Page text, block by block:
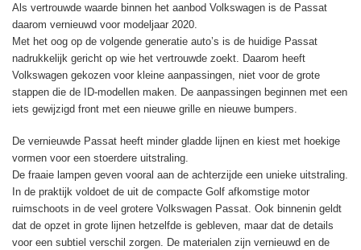
Als vertrouwde waarde binnen het aanbod Volkswagen is de Passat
daarom vernieuwd voor modeljaar 2020.
Met het oog op de volgende generatie auto’s is de huidige Passat
nadrukkelijk gericht op wie het vertrouwde zoekt. Daarom heeft
Volkswagen gekozen voor kleine aanpassingen, niet voor de grote
stappen die de ID-modellen maken. De aanpassingen beginnen met een
iets gewijzigd front met een nieuwe grille en nieuwe bumpers.
De vernieuwde Passat heeft minder gladde lijnen en kiest met hoekige
vormen voor een stoerdere uitstraling.
De fraaie lampen geven vooral aan de achterzijde een unieke uitstraling.
In de praktijk voldoet de uit de compacte Golf afkomstige motor
ruimschoots in de veel grotere Volkswagen Passat. Ook binnenin geldt
dat de opzet in grote lijnen hetzelfde is gebleven, maar dat de details
voor een subtiel verschil zorgen. De materialen zijn vernieuwd en de